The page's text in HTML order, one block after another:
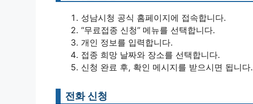
성남시청 공식 홈페이지에 접속합니다.
“무료접종 신청” 메뉴를 선택합니다.
개인 정보를 입력합니다.
접종 희망 날짜와 장소를 선택합니다.
신청 완료 후, 확인 메시지를 받으시면 됩니다.
전화 신청